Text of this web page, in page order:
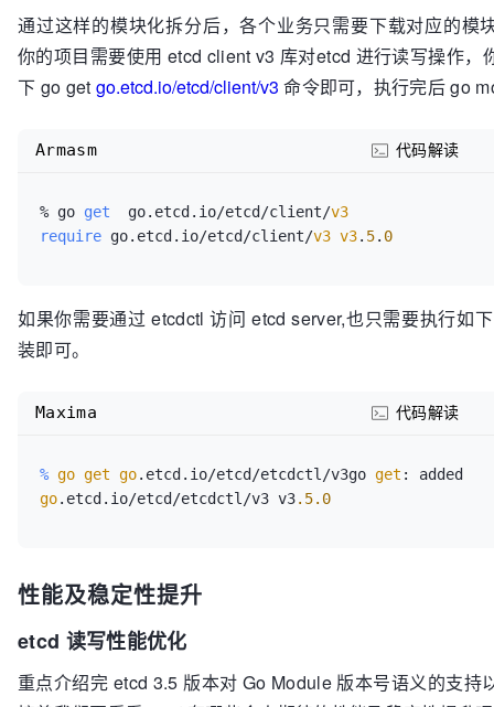
通过这样的模块化拆分后，各个业务只需要下载对应的模
你的项目需要使用 etcd client v3 库对etcd 进行读写操作，
下 go get go.etcd.io/etcd/client/v3 命令即可，执行完后 go
% go get
  go.etcd.io/etcd/client/
v3
require go.etcd.io/etcd/client/v3 v3. 5. 0
Armasm 代码解读
如果你需要通过 etcdctl 访问 etcd server,也只需要执行如
装即可。
% go get go.etcd.io/etcd/etcdctl/v3go get
go.etcd.io/etcd/etcdctl/v3 v3.5.0
Maxima 代码解读
性能及稳定性提升
etcd 读写性能优化
重点介绍完 etcd 3.5 版本对 Go Module 版本号语义的支持